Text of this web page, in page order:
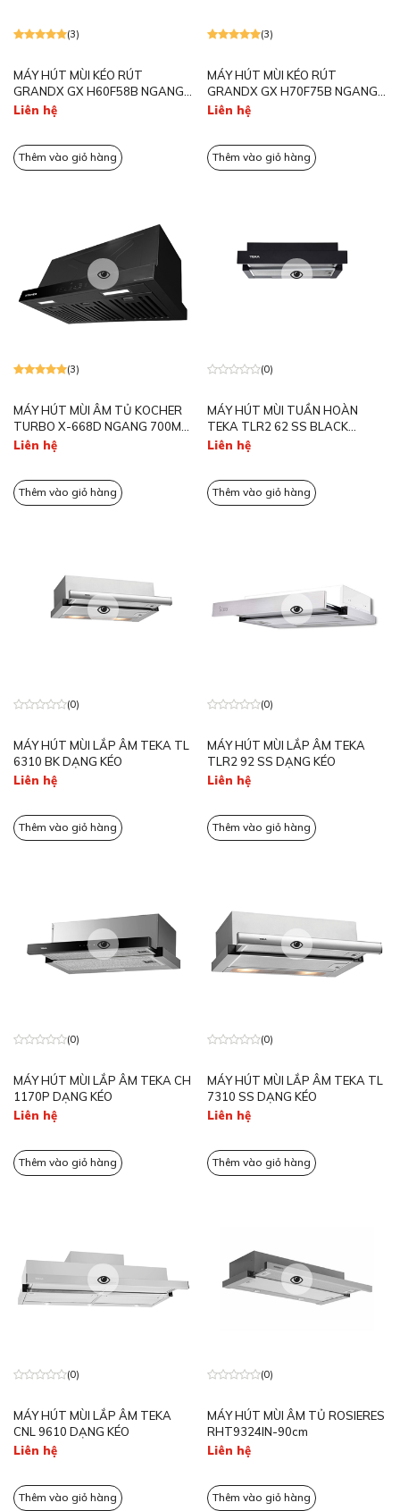
(3)
MÁY HÚT MÙI KÉO RÚT
GRANDX GX H60F58B NGANG
60CM
Liên hệ
Thêm vào giỏ hàng
(3)
MÁY HÚT MÙI KÉO RÚT
GRANDX GX H70F75B NGANG
70CM
Liên hệ
Thêm vào giỏ hàng
(3)
MÁY HÚT MÙI ÂM TỦ KOCHER
TURBO X-668D NGANG 700MM
MÀU ĐEN
Liên hệ
Thêm vào giỏ hàng
(0)
MÁY HÚT MÙI TUẦN HOÀN
TEKA TLR2 62 SS BLACK
GLASS DẠNG KÉO
Liên hệ
Thêm vào giỏ hàng
(0)
MÁY HÚT MÙI LẮP ÂM TEKA TL
6310 BK DẠNG KÉO
Liên hệ
Thêm vào giỏ hàng
(0)
MÁY HÚT MÙI LẮP ÂM TEKA
TLR2 92 SS DẠNG KÉO
Liên hệ
Thêm vào giỏ hàng
(0)
MÁY HÚT MÙI LẮP ÂM TEKA CH
1170P DẠNG KÉO
Liên hệ
Thêm vào giỏ hàng
(0)
MÁY HÚT MÙI LẮP ÂM TEKA TL
7310 SS DẠNG KÉO
Liên hệ
Thêm vào giỏ hàng
(0)
MÁY HÚT MÙI LẮP ÂM TEKA
CNL 9610 DẠNG KÉO
Liên hệ
Thêm vào giỏ hàng
(0)
MÁY HÚT MÙI ÂM TỦ ROSIERES
RHT9324IN-90cm
Liên hệ
Thêm vào giỏ hàng